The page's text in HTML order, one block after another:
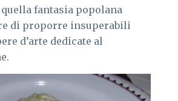
fantasia popolana
di proporre insuperabili
d’arte dedicate al